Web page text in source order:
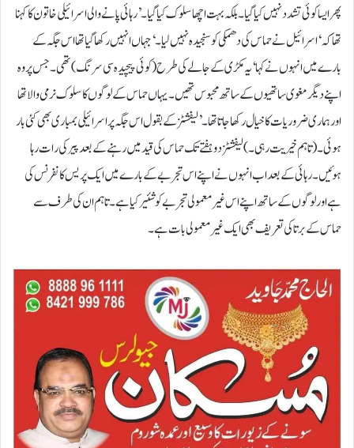
پھر ایسا کوئی تشدد نہیں کیا گیا۔ بلکہ بہت اچھا سلوک کیا گیا۔’رہائی پانے والی اسرائیلی خاتون کا کہنا
تھا کہ ‘اسرائیل نے حماس کی دھمکی کو سنجیدہ نہیں لیا۔ ‘ جہاں انہیں رکھا گیا تھا اس جگہ کے
بارے میں انہوں نے کہا ‘یہ مکڑی کے جالے کی طرح (کوئی پیچیدہ سی سرنگ) تھی۔ جس پر وہ
اپنے دیگر مغوی ساتھیوں کے ساتھ محبوس تھیں۔ یہاں حماس کے لوگوں کا سلوک نرمی والا تھا
اور ہماری ضروریات کا خیال رکھا جاتا تھا۔’لیفشٹز کے بقول اس جگہ پر اسرائیلی بمباری بھی کئی بار
ہوئی۔ (تاہم خیریت رہی۔) لیفشٹز دو ہفتے تک حماس کی قید میں رہنے کے بعد پیر کی رات رہا
ہوئیں۔ رہائی کے بعد اب انہوں نے اپنے اس تجربے کے بارے میں ایک پریس کانفرنس کی
ہے اور لوگوں کے ساتھ اپنے اس غیر معمولی تجربے کو شئیر کیا ہے۔ تاہم ان کی طرف سے
حماس کے برتا کی تعریف بھی ایک غیر معمولی بات ہے۔